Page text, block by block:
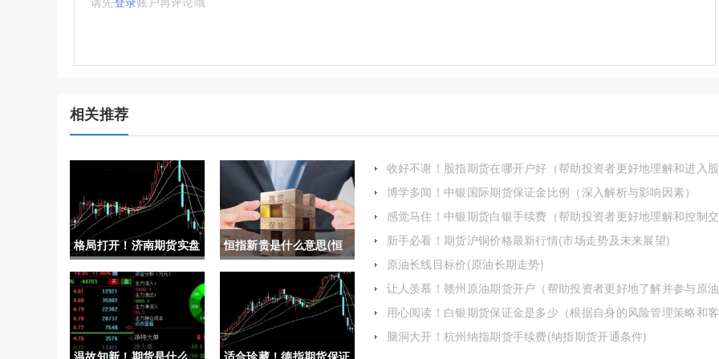
相关推荐
格局打开！济南期货实盘
喊单：专业指导助力稳健
投资
恒指新贵是什么意思(恒
指新贵是什么意思啊)
温故知新！期货是什么 适合珍藏！德指期货保证
收好不谢！股指期货在哪开户好（帮助投资者更好地理解和进入股
指期货市场）
博学多闻！中银国际期货保证金比例（深入解析与影响因素）
感觉马住！中银期货白银手续费（帮助投资者更好地理解和控制交
易成本）
新手必看！期货沪铜价格最新行情(市场走势及未来展望)
原油长线目标价(原油长期走势)
让人羡慕！赣州原油期货开户（帮助投资者更好地了解并参与原油
期货交易）
用心阅读！白银期货保证金是多少（根据自身的风险管理策略和客
户情况）
脑洞大开！杭州纳指期货手续费(纳指期货开通条件)